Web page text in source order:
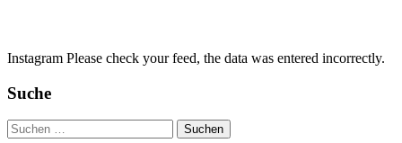
Instagram Please check your feed, the data was entered incorrectly.
Suche
Suchen